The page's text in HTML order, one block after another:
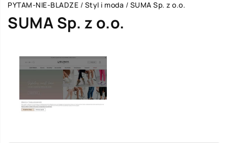
PYTAM-NIE-BLADZE / Styl i moda / SUMA Sp. z o.o.
SUMA Sp. z o.o.